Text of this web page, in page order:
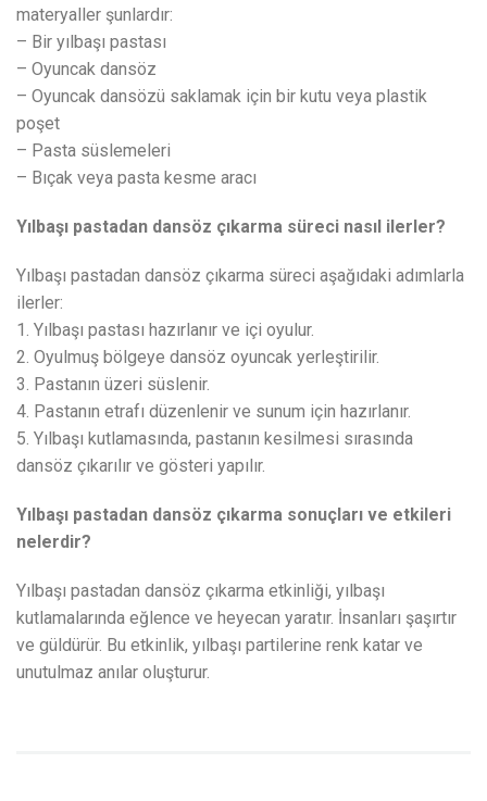
materyaller şunlardır:
– Bir yılbaşı pastası
– Oyuncak dansöz
– Oyuncak dansözü saklamak için bir kutu veya plastik
poşet
– Pasta süslemeleri
– Bıçak veya pasta kesme aracı
Yılbaşı pastadan dansöz çıkarma süreci nasıl ilerler?
Yılbaşı pastadan dansöz çıkarma süreci aşağıdaki adımlarla
ilerler:
1. Yılbaşı pastası hazırlanır ve içi oyulur.
2. Oyulmuş bölgeye dansöz oyuncak yerleştirilir.
3. Pastanın üzeri süslenir.
4. Pastanın etrafı düzenlenir ve sunum için hazırlanır.
5. Yılbaşı kutlamasında, pastanın kesilmesi sırasında
dansöz çıkarılır ve gösteri yapılır.
Yılbaşı pastadan dansöz çıkarma sonuçları ve etkileri
nelerdir?
Yılbaşı pastadan dansöz çıkarma etkinliği, yılbaşı
kutlamalarında eğlence ve heyecan yaratır. İnsanları şaşırtır
ve güldürür. Bu etkinlik, yılbaşı partilerine renk katar ve
unutulmaz anılar oluşturur.